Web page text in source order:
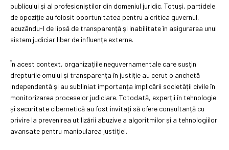
publicului și al profesioniștilor din domeniul juridic. Totuși, partidele
de opoziție au folosit oportunitatea pentru a critica guvernul,
acuzându-l de lipsă de transparență și inabilitate în asigurarea unui
sistem judiciar liber de influențe externe.
În acest context, organizațiile neguvernamentale care susțin
drepturile omului și transparența în justiție au cerut o anchetă
independentă și au subliniat importanța implicării societății civile în
monitorizarea proceselor judiciare. Totodată, experții în tehnologie
și securitate cibernetică au fost invitați să ofere consultanță cu
privire la prevenirea utilizării abuzive a algoritmilor și a tehnologiilor
avansate pentru manipularea justiției.